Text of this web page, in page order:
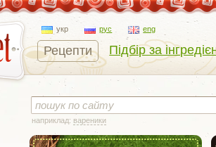
укр рус eng
Рецепти Підбір за
наприклад: вареники